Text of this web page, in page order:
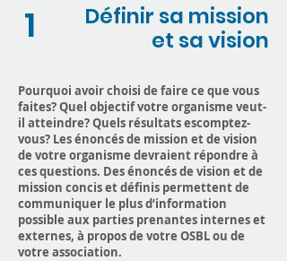
1
Définir sa mission
et sa vision
Pourquoi avoir choisi de faire ce que vous
faites? Quel objectif votre organisme veut-
il atteindre? Quels résultats escomptez-
vous? Les énoncés de mission et de vision
de votre organisme devraient répondre à
ces questions. Des énoncés de vision et de
mission concis et définis permettent de
communiquer le plus d’information
possible aux parties prenantes internes et
externes, à propos de votre OSBL ou de
votre association.